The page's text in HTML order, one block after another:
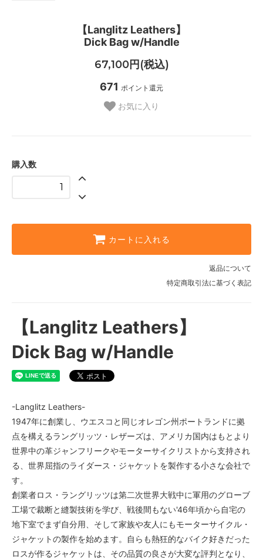
【Langlitz Leathers】
Dick Bag w/Handle
67,100円(税込)
671 ポイント還元
お気に入り
購入数
カートに入れる
返品について
特定商取引法に基づく表記
【Langlitz Leathers】
Dick Bag w/Handle
-Langlitz Leathers-
1947年に創業し、ウエスコと同じオレゴン州ポートランドに拠
点を構えるラングリッツ・レザーズは、アメリカ国内はもとより
世界中の革ジャンフリークやモーターサイクリストから支持され
る、世界屈指のライダース・ジャケットを製作する小さな会社で
す。
創業者ロス・ラングリッツは第二次世界大戦中に軍用のグローブ
工場で裁断と縫製技術を学び、戦後間もない'46年頃から自宅の
地下室でまず自分用、そして家族や友人にもモーターサイクル・
ジャケットの製作を始めます。自らも熱狂的なバイク好きだった
ロスが作るジャケットは、その品質の良さが大変な評判となり、